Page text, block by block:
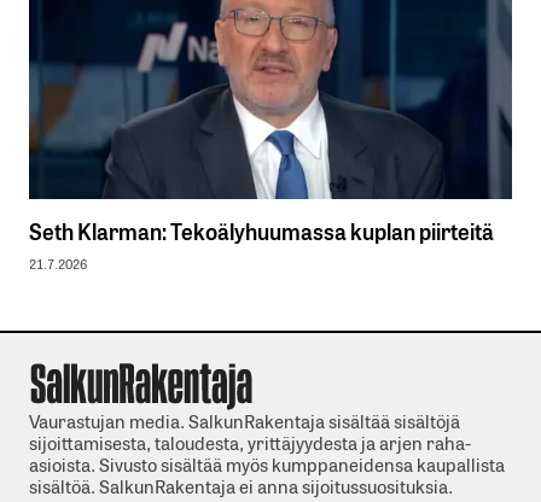
Seth Klarman: Tekoälyhuumassa kuplan piirteitä
21.7.2026
Vaurastujan media. SalkunRakentaja sisältää sisältöjä
sijoittamisesta, taloudesta, yrittäjyydesta ja arjen raha-
asioista. Sivusto sisältää myös kumppaneidensa kaupallista
sisältöä. SalkunRakentaja ei anna sijoitussuosituksia.